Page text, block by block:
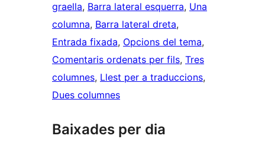
graella, Barra lateral esquerra, Una
columna, Barra lateral dreta
Entrada fixada, Opcions del tema
Comentaris ordenats per fils, Tres
columnes, Llest per a traduccions
Dues columnes
Baixades per dia